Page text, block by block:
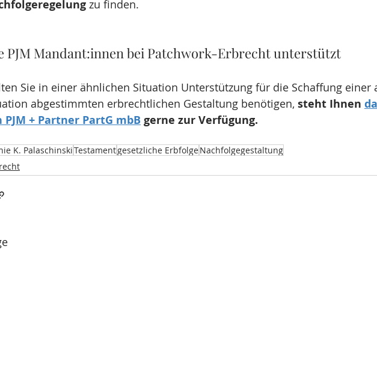
zu finden.
PJM Mandant:innen bei Patchwork-Erbrecht unterstützt
Sie in einer ähnlichen Situation Unterstützung für die Schaffung einer
abgestimmten erbrechtlichen Gestaltung benötigen, steht Ihnen
PJM + Partner PartG mbB gerne zur Verfügung.
K. PalaschinskiTestamentgesetzliche ErbfolgeNachfolgegestaltung